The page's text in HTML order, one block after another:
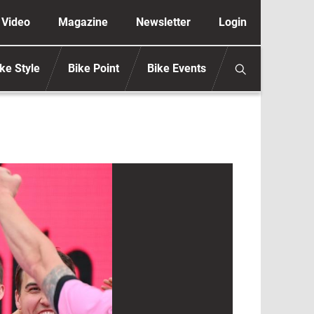
secondaria anonimo
Video Magazine Newsletter Login
Style Bike Point Bike Events